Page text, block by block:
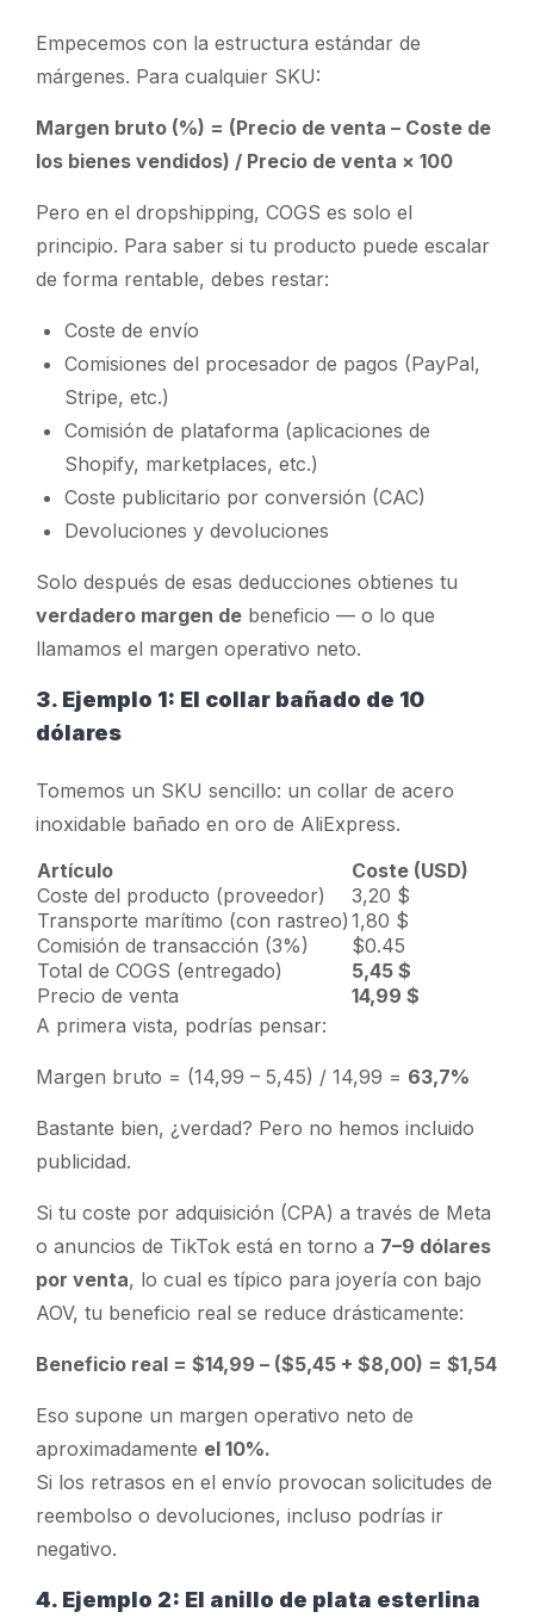
Empecemos con la estructura estándar de
márgenes. Para cualquier SKU:
Margen bruto (%) = (Precio de venta – Coste de
los bienes vendidos) / Precio de venta × 100
Pero en el dropshipping, COGS es solo el
principio. Para saber si tu producto puede escalar
de forma rentable, debes restar:
Coste de envío
Comisiones del procesador de pagos (PayPal,
Stripe, etc.)
Comisión de plataforma (aplicaciones de
Shopify, marketplaces, etc.)
Coste publicitario por conversión (CAC)
Devoluciones y devoluciones
Solo después de esas deducciones obtienes tu
verdadero margen de beneficio — o lo que
llamamos el margen operativo neto.
3. Ejemplo 1: El collar bañado de 10
dólares
Tomemos un SKU sencillo: un collar de acero
inoxidable bañado en oro de AliExpress.
Artículo
Coste (USD)
Coste del producto (proveedor)
3,20 $
Transporte marítimo (con rastreo) 1,80 $
Comisión de transacción (3%)
$0.45
Total de COGS (entregado)
5,45 $
Precio de venta
14,99 $
A primera vista, podrías pensar:
Margen bruto = (14,99 – 5,45) / 14,99 = 63,7%
Bastante bien, ¿verdad? Pero no hemos incluido
publicidad.
Si tu coste por adquisición (CPA) a través de Meta
o anuncios de TikTok está en torno a 7–9 dólares
por venta, lo cual es típico para joyería con bajo
AOV, tu beneficio real se reduce drásticamente:
Beneficio real = $14,99 – ($5,45 + $8,00) = $1,54
Eso supone un margen operativo neto de
aproximadamente el 10%.
Si los retrasos en el envío provocan solicitudes de
reembolso o devoluciones, incluso podrías ir
negativo.
4. Ejemplo 2: El anillo de plata esterlina